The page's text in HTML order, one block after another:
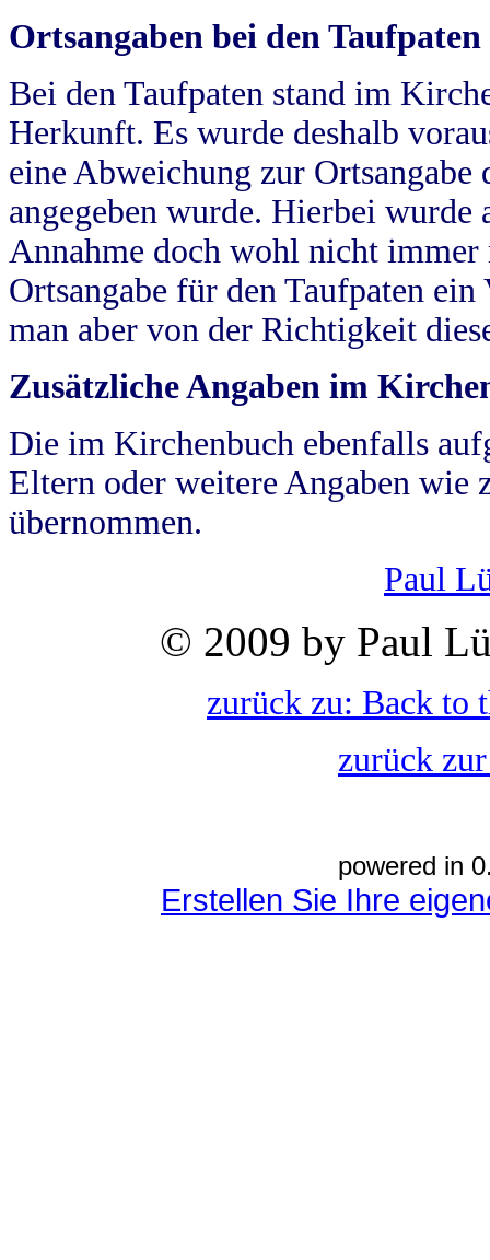
Ortsangaben bei den Taufpaten
Bei den Taufpaten stand im
Herkunft. Es wurde deshalb
eine Abweichung zur
angegeben wurde. Hierbei wurde
Annahme doch wohl nicht
Ortsangabe für den Taufpaten
man aber von der Richtigkeit
Zusätzliche Angaben im
Die im Kirchenbuch ebenfalls
Eltern oder weitere Angaben wie
übernommen.
Paul
© 2009 by Paul
zurück zu: Back to
zurück
powered in
Erstellen Sie Ihre